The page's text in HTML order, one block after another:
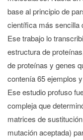
base al principio de
científica más sencilla
Ese trabajo lo
estructura de
de proteínas y genes
contenía 65 ejemplos
Ese estudio profuso
compleja que
matrices de
mutación aceptada)